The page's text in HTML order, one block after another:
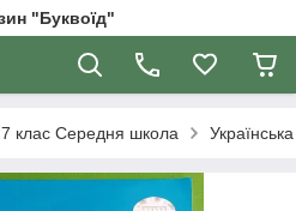
"Буквоїд"
7 клас Середня школа